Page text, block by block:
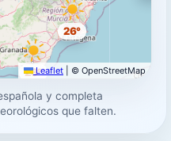
26°
28°Leaflet © OpenStreetMap
y completa
que falten.